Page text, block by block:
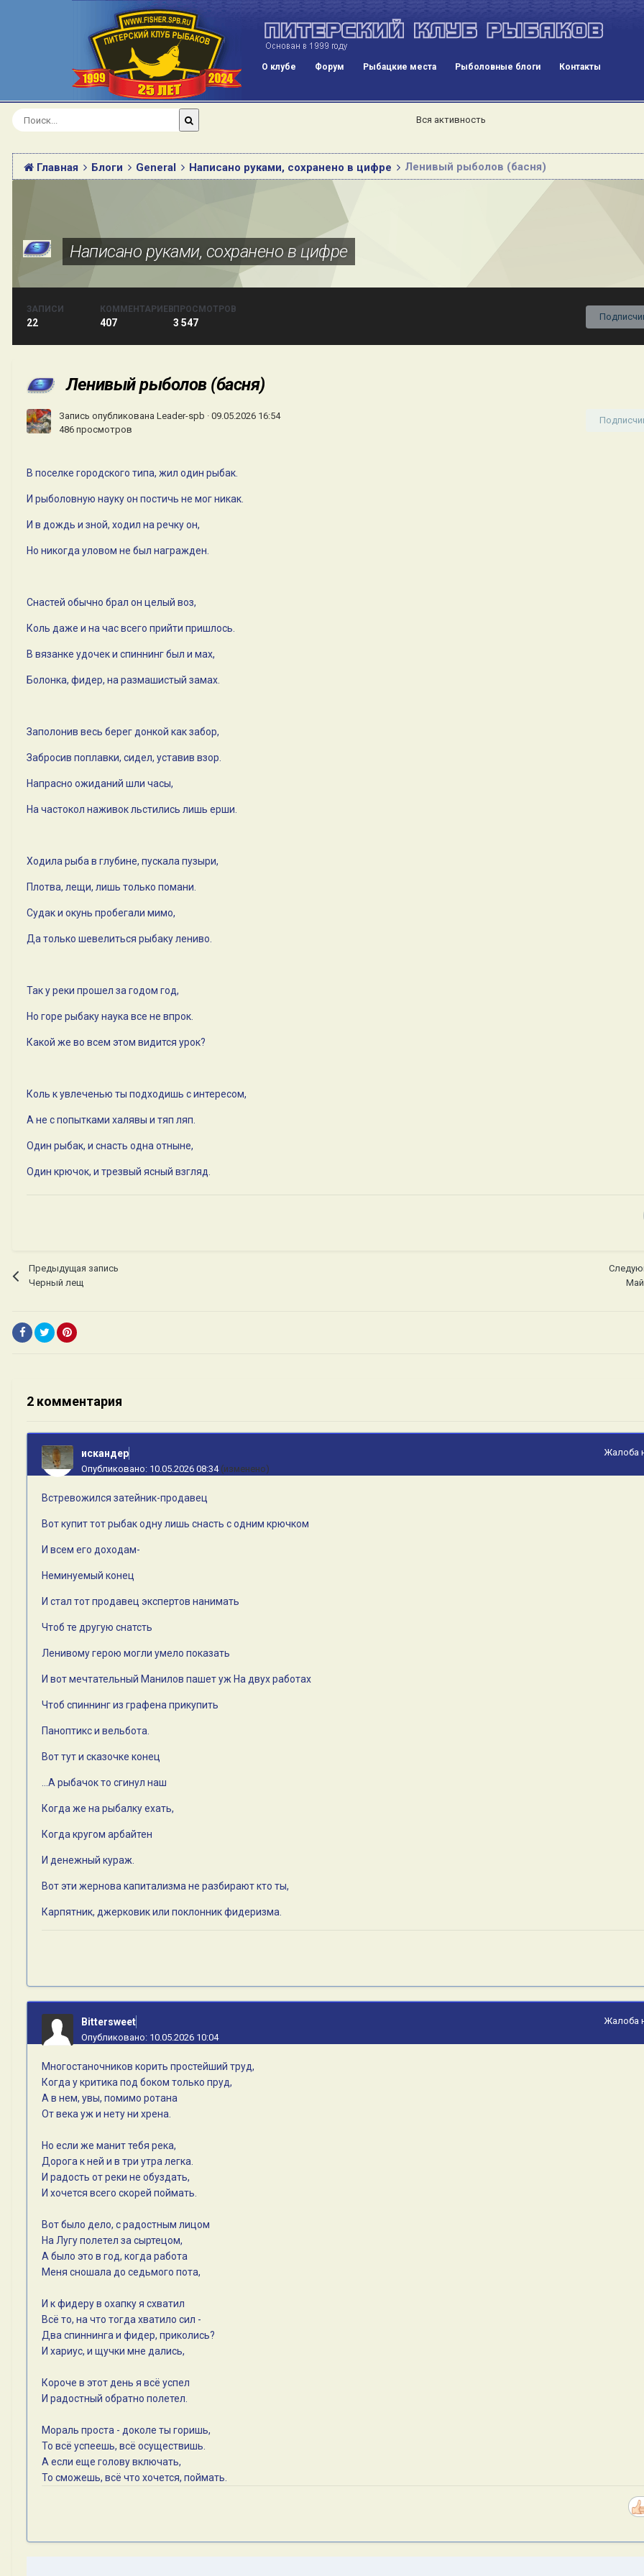
О клубе Форум Рыбацкие места Рыболовные блоги Контакты
Вся активность
Главная Блоги General Написано руками, сохранено в цифре Ленивый рыболов (басня)
Написано руками, сохранено в цифре
ЗАПИСИ
22
КОММЕНТАРИЕВ
407
ПРОСМОТРОВ
3 547
Ленивый рыболов (басня)
Запись опубликована Leader-spb · 09.05.2026 16:54
486 просмотров
В поселке городского типа, жил один рыбак.
И рыболовную науку он постичь не мог никак.
И в дождь и зной, ходил на речку он,
Но никогда уловом не был награжден.
Снастей обычно брал он целый воз,
Коль даже и на час всего прийти пришлось.
В вязанке удочек и спиннинг был и мах,
Болонка, фидер, на размашистый замах.
Заполонив весь берег донкой как забор,
Забросив поплавки, сидел, уставив взор.
Напрасно ожиданий шли часы,
На частокол наживок льстились лишь ерши.
Ходила рыба в глубине, пускала пузыри,
Плотва, лещи, лишь только помани.
Судак и окунь пробегали мимо,
Да только шевелиться рыбаку лениво.
Так у реки прошел за годом год,
Но горе рыбаку наука все не впрок.
Какой же во всем этом видится урок?
Коль к увлеченью ты подходишь с интересом,
А не с попытками халявы и тяп ляп.
Один рыбак, и снасть одна отныне,
Один крючок, и трезвый ясный взгляд.
Предыдущая запись
Черный лещ
2 комментария
Жалоба
искандер
Опубликовано: 10.05.2026 08:34 (изменено)
Встревожился затейник-продавец
Вот купит тот рыбак одну лишь снасть с одним крючком
И всем его доходам-
Неминуемый конец
И стал тот продавец экспертов нанимать
Чтоб те другую снатсть
Ленивому герою могли умело показать
И вот мечтательный Манилов пашет уж На двух работах
Чтоб спиннинг из графена прикупить
Паноптикс и вельбота.
Вот тут и сказочке конец
...А рыбачок то сгинул наш
Когда же на рыбалку ехать,
Когда кругом арбайтен
И денежный кураж.
Вот эти жернова капитализма не разбирают кто ты,
Карпятник, джерковик или поклонник фидеризма.
Жалоба
Bittersweet
Опубликовано: 10.05.2026 10:04
Многостаночников корить простейший труд,
Когда у критика под боком только пруд,
А в нем, увы, помимо ротана
От века уж и нету ни хрена.
Но если же манит тебя река,
Дорога к ней и в три утра легка.
И радость от реки не обуздать,
И хочется всего скорей поймать.
Вот было дело, с радостным лицом
На Лугу полетел за сыртецом,
А было это в год, когда работа
Меня сношала до седьмого пота,
И к фидеру в охапку я схватил
Всё то, на что тогда хватило сил -
Два спиннинга и фидер, приколись?
И хариус, и щучки мне дались,
Короче в этот день я всё успел
И радостный обратно полетел.
Мораль проста - доколе ты горишь,
То всё успеешь, всё осуществишь.
А если еще голову включать,
То сможешь, всё что хочется, поймать.